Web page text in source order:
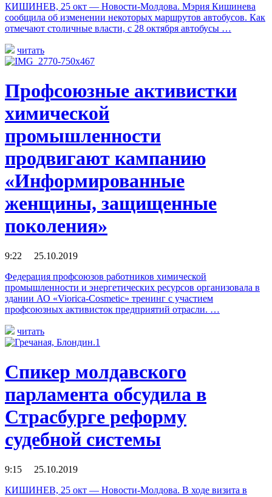
КИШИНЕВ, 25 окт — Новости-Молдова. Мэрия Кишинева
сообщила об изменении некоторых маршрутов автобусов. Как
отмечают столичные власти, с 28 октября автобусы …
читать
Профсоюзные активистки
химической
промышленности
продвигают кампанию
«Информированные
женщины, защищенные
поколения»
9:22 25.10.2019
Федерация профсоюзов работников химической
промышленности и энергетических ресурсов организовала в
здании АО «Viorica-Cosmetic» тренинг с участием
профсоюзных активисток предприятий отрасли. …
читать
Спикер молдавского
парламента обсудила в
Страсбурге реформу
судебной системы
9:15 25.10.2019
КИШИНЕВ, 25 окт — Новости-Молдова. В ходе визита в